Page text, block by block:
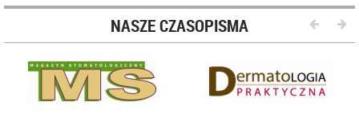
NASZE CZASOPISMA